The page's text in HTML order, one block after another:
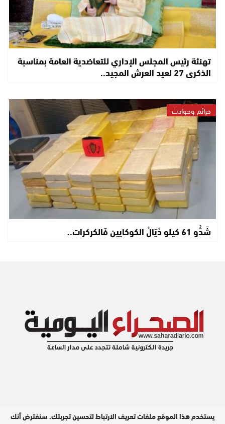
تهنئة رئيس المجلس الإداري للتعاضدية العامة بمناسبة
الذكرى 27 لعيد العرش المجيد..
جرائم وحوادث
شَدُّو 61 كيلو دْيَالْ الكوكايين فَالكركرات..
يستخدم هذا الموقع ملفات تعريف الارتباط لتحسين تجربتك. سنفترض أنك